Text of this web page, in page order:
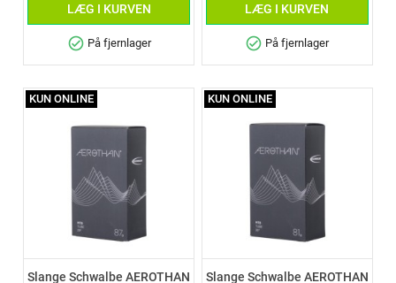
LÆG I KURVEN
check_circle På fjernlager
LÆG I KURVEN
check_circle På fjernlager
Slange Schwalbe AEROTHAN
KUN ONLINE
Slange Schwalbe AEROTHAN
KUN ONLINE